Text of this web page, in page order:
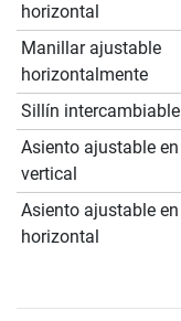
horizontal
Manillar ajustable
horizontalmente
Sillín intercambiable
Asiento ajustable en
vertical
Asiento ajustable en
horizontal